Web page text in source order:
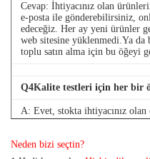
Cevap: İhtiyacınız olan
e-posta ile gönderebilirsiniz,
edeceğiz. Her ay yeni ürünler
web sitesine yüklenmedi.Ya
toplu satın alma için bu öğeyi
Q4Kalite testleri için her bir
A: Evet, stokta ihtiyacınız
göndermekten mutluluk
Neden bizi seçtin?